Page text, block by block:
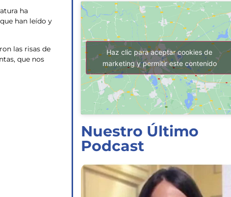
ha
han leído y
las risas de
que nos
Haz clic para aceptar cookies de
marketing y permitir este contenido
Nuestro Último
Podcast